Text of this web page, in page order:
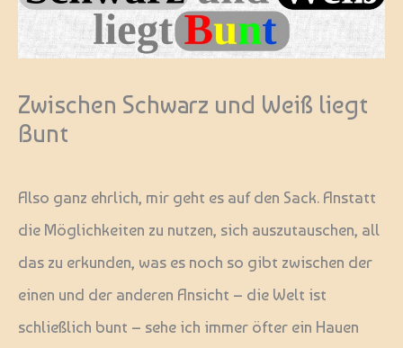
Zwischen Schwarz und Weiß liegt
Bunt
Also ganz ehrlich, mir geht es auf den Sack. Anstatt
die Möglichkeiten zu nutzen, sich auszutauschen, all
das zu erkunden, was es noch so gibt zwischen der
einen und der anderen Ansicht – die Welt ist
schließlich bunt – sehe ich immer öfter ein Hauen